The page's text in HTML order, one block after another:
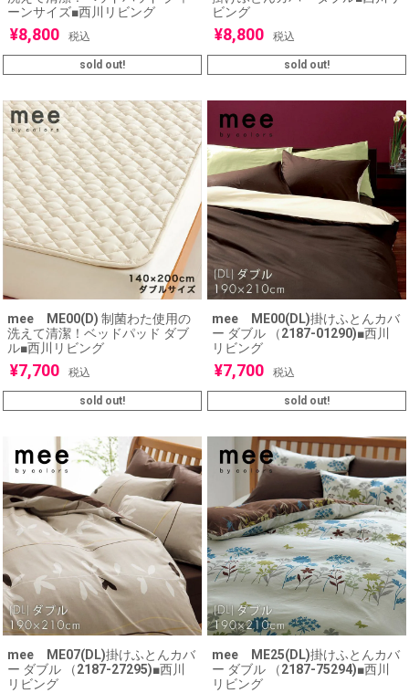
ーンサイズ■西川リビング
¥8,800 税込
sold out!
ビング
¥8,800 税込
sold out!
mee ME00(D) 制菌わた使用の
洗えて清潔！ベッドパッド ダブ
ル■西川リビング
¥7,700 税込
sold out!
mee ME00(DL)掛けふとんカバ
ー ダブル （2187-01290)■西川
リビング
¥7,700 税込
sold out!
mee ME07(DL)掛けふとんカバ
ー ダブル （2187-27295)■西川
リビング
mee ME25(DL)掛けふとんカバ
ー ダブル （2187-75294)■西川
リビング